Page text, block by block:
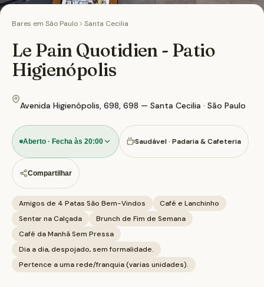
Bares em São Paulo Santa Cecilia
Le Pain Quotidien - Patio
Higienópolis
Avenida Higienópolis, 698, 698 — Santa Cecilia · São Paulo
Aberto · Fecha às 20:00 Saudável · Padaria & Cafeteria
Compartilhar
Amigos de 4 Patas São Bem-Vindos
Café e Lanchinho
Sentar na Calçada
Brunch de Fim de Semana
Café da Manhã Sem Pressa
Dia a dia, despojado, sem formalidade.
Pertence a uma rede/franquia (varias unidades).